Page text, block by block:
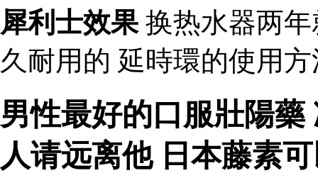
犀利士效果换热水器两年
久耐用的 延時環的使用
男性最好的口服壯陽
人请远离他 日本藤素